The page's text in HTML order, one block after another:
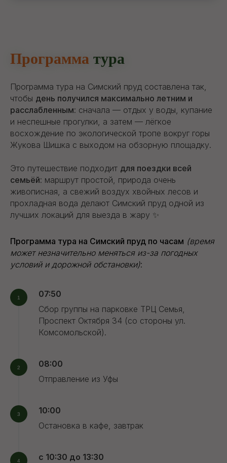
Программа тура
Программа тура на Симский пруд составлена так,
чтобы день получился максимально летним и
расслабленным: сначала — отдых у воды, купание
и неспешные прогулки, а затем — лёгкое
восхождение по экологической тропе вокруг горы
Жукова Шишка с выходом на обзорную площадку.
Это путешествие подходит для поездки всей
семьёй: маршрут простой, природа очень
живописная, а свежий воздух хвойных лесов и
прохладная вода делают Симский пруд одной из
лучших локаций для выезда в жару ✨
Программа тура на Симский пруд по часам (время
может незначительно меняться из-за погодных
условий и дорожной обстановки):
07:50
Сбор группы на парковке ТРЦ Семья,
Проспект Октября 34 (со стороны ул.
Комсомольской).
08:00
Отправление из Уфы
10:00
Остановка в кафе, завтрак
с 10:30 до 13:30